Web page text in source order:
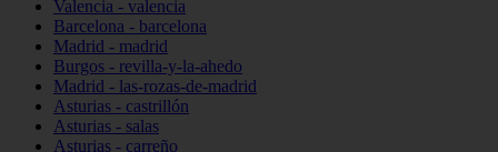
Valencia - valencia
Barcelona - barcelona
Madrid - madrid
Burgos - revilla-y-la-ahedo
Madrid - las-rozas-de-madrid
Asturias - castrillón
Asturias - salas
Asturias - carreño